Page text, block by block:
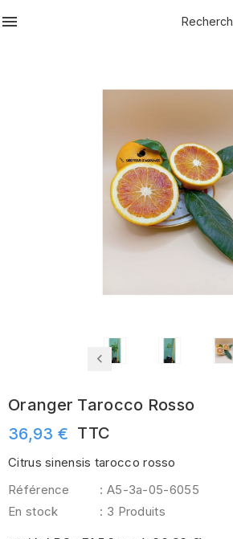

Oranger Tarocco Rosso
36,93 € TTC
Citrus sinensis tarocco rosso
Référence
: A5-3a-05-6055
En stock
: 3 Produits